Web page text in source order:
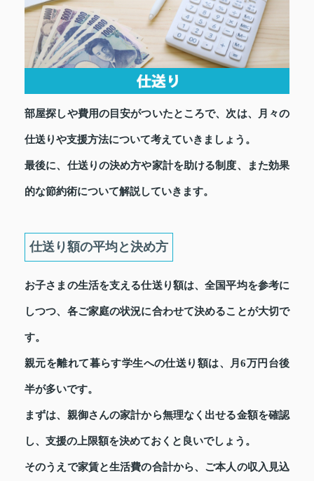
部屋探しや費用の目安がついたところで、次は、月々の
仕送りや支援方法について考えていきましょう。
最後に、仕送りの決め方や家計を助ける制度、また効果
的な節約術について解説していきます。
仕送り額の平均と決め方
お子さまの生活を支える仕送り額は、全国平均を参考に
しつつ、各ご家庭の状況に合わせて決めることが大切で
す。
親元を離れて暮らす学生への仕送り額は、月6万円台後
半が多いです。
まずは、親御さんの家計から無理なく出せる金額を確認
し、支援の上限額を決めておくと良いでしょう。
そのうえで家賃と生活費の合計から、ご本人の収入見込